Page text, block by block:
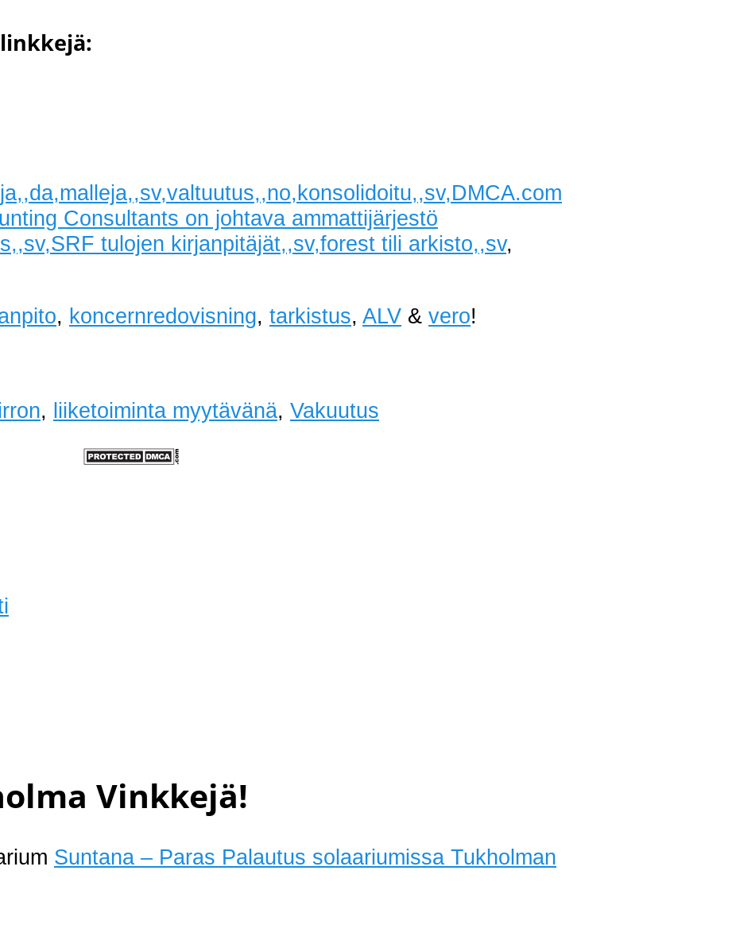
Consultants on johtava ammattijärjestö
tulojen kirjanpitäjät,,sv,forest tili arkisto,,sv,
, koncernredovisning, tarkistus, ALV & vero!
, liiketoiminta myytävänä, Vakuutus
Vinkkejä!
Suntana – Paras Palautus solaariumissa Tukholman